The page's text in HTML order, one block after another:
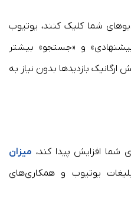
شما کلیک کنند، یوتیوب
و «جستجو» بیشتر
بازدیدها بدون نیاز به
شما افزایش پیدا کند، میزان
یوتیوب و همکاری‌های